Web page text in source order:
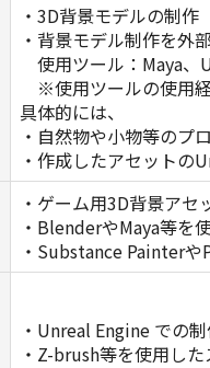
・3D背景モデルの制作
・背景モデル制作を外
使用ツール：Maya、
※使用ツールの使用経
具体的には、
・自然物や小物等のプ
・作成したアセットの
・ゲーム用3D背景ア
・BlenderやMaya等を
・Substance Painter
・Unreal Engine での制
・Z-brush等を使用した